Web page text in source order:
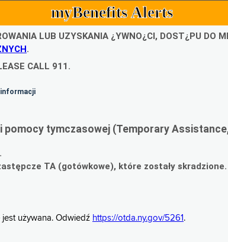
myBenefits Alerts
LUB UZYSKANIA ¿YWNO¿CI, DOST¿PU DO
.
CALL 911.
informacji
pomocy tymczasowej (Temporary
TA (gotówkowe), które zostały skradzione.
używana. Odwiedź https://otda.ny.gov/5261 .